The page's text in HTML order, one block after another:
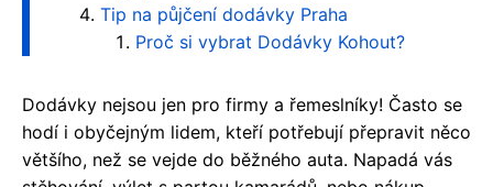
Tip na půjčení dodávky Praha
Proč si vybrat Dodávky Kohout?
Dodávky nejsou jen pro firmy a řemeslníky! Často se
hodí i obyčejným lidem, kteří potřebují přepravit něco
většího, než se vejde do běžného auta. Napadá vás